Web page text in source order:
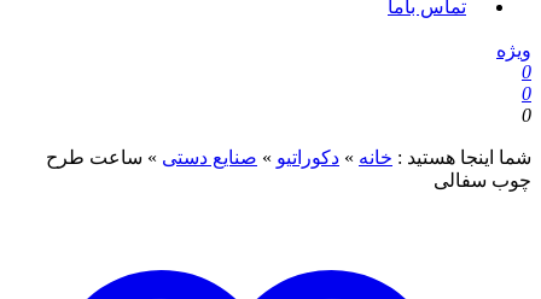
تماس باما
ویژه
0
0
0
شما اینجا هستید : خانه » دکوراتیو » صنایع دستی » ساعت طرح
چوب سفالی